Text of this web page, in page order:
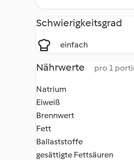
Schwierigkeitsgrad
einfach
Nährwerte pro 1
Natrium
Eiweiß
Brennwert
Fett
Ballaststoffe
gesättigte Fettsäuren